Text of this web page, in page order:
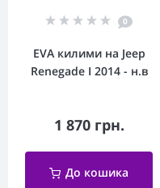
0
EVA килими на Jeep
Renegade I 2014 - н.в
1 870 грн.
До кошика